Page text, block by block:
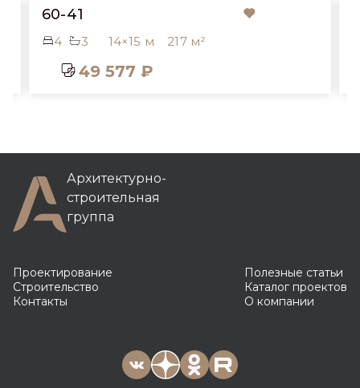
60-41
4 3 14×15 м 217 м²
49 577 ₽
Архитектурно-
строительная
группа
Проектирование
Строительство
Контакты
Полезные статьи
Каталог проектов
О компании